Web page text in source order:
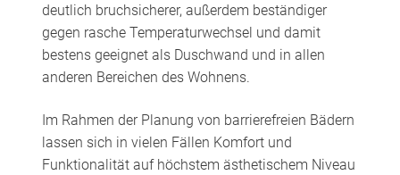
deutlich bruchsicherer, außerdem beständiger
gegen rasche Temperaturwechsel und damit
bestens geeignet als Duschwand und in allen
anderen Bereichen des Wohnens.
Im Rahmen der Planung von barrierefreien Bädern
lassen sich in vielen Fällen Komfort und
Funktionalität auf höchstem ästhetischem Niveau